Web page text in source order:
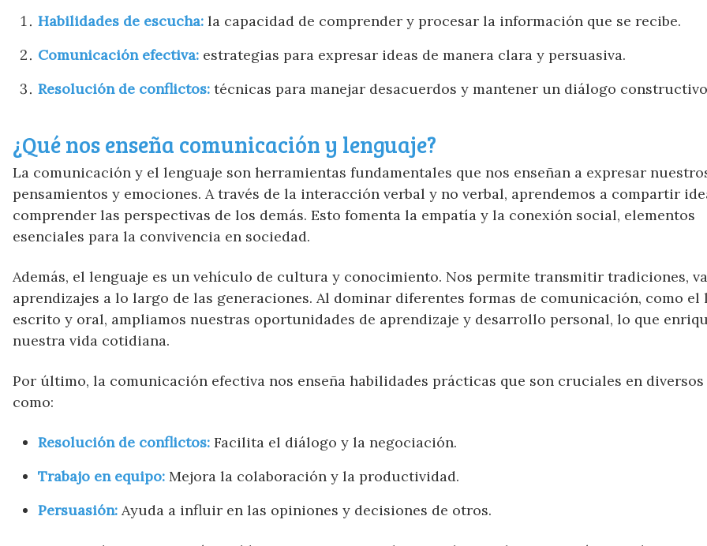
Habilidades de escucha: la capacidad de comprender y procesar la información que se recibe.
Comunicación efectiva: estrategias para expresar ideas de manera clara y persuasiva.
Resolución de conflictos: técnicas para manejar desacuerdos y mantener un diálogo
¿Qué nos enseña comunicación y lenguaje?
La comunicación y el lenguaje son herramientas fundamentales que nos enseñan a expresar
pensamientos y emociones. A través de la interacción verbal y no verbal, aprendemos a compartir
comprender las perspectivas de los demás. Esto fomenta la empatía y la conexión social, elementos
esenciales para la convivencia en sociedad.
Además, el lenguaje es un vehículo de cultura y conocimiento. Nos permite transmitir tradiciones,
aprendizajes a lo largo de las generaciones. Al dominar diferentes formas de comunicación, como el
escrito y oral, ampliamos nuestras oportunidades de aprendizaje y desarrollo personal, lo que
nuestra vida cotidiana.
Por último, la comunicación efectiva nos enseña habilidades prácticas que son cruciales en diversos
como:
Resolución de conflictos: Facilita el diálogo y la negociación.
Trabajo en equipo: Mejora la colaboración y la productividad.
Persuasión: Ayuda a influir en las opiniones y decisiones de otros.